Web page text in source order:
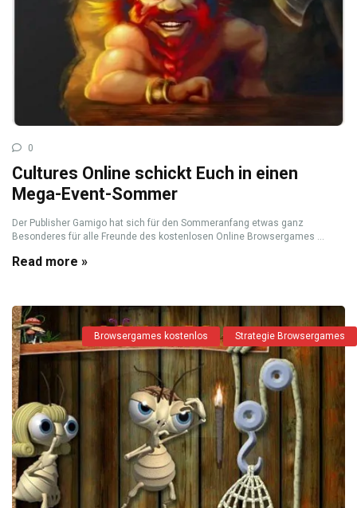
0
Cultures Online schickt Euch in einen
Mega-Event-Sommer
Der Publisher Gamigo hat sich für den Sommeranfang etwas ganz
Besonderes für alle Freunde des kostenlosen Online Browsergames ...
Read more »
Browsergames kostenlos Strategie Browsergames